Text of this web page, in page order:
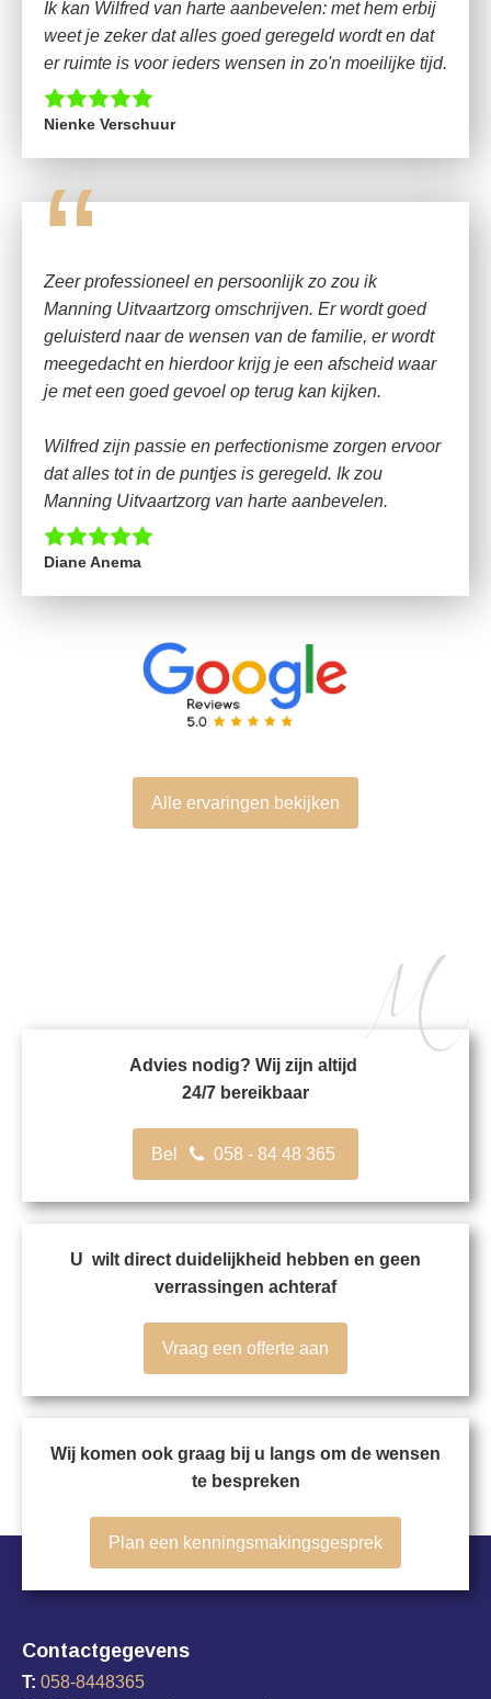
Ik kan Wilfred van harte aanbevelen: met hem erbij
weet je zeker dat alles goed geregeld wordt en dat
er ruimte is voor ieders wensen in zo'n moeilijke tijd.
Nienke Verschuur
“
Zeer professioneel en persoonlijk zo zou ik
Manning Uitvaartzorg omschrijven. Er wordt goed
geluisterd naar de wensen van de familie, er wordt
meegedacht en hierdoor krijg je een afscheid waar
je met een goed gevoel op terug kan kijken.
Wilfred zijn passie en perfectionisme zorgen ervoor
dat alles tot in de puntjes is geregeld. Ik zou
Manning Uitvaartzorg van harte aanbevelen.
Diane Anema
Alle ervaringen bekijken
Advies nodig? Wij zijn altijd
24/7 bereikbaar
Bel 058 - 84 48 365
U wilt direct duidelijkheid hebben en geen
verrassingen achteraf
Vraag een offerte aan
Wij komen ook graag bij u langs om de wensen
te bespreken
Plan een kenningsmakingsgesprek
Contactgegevens
T: 058-8448365